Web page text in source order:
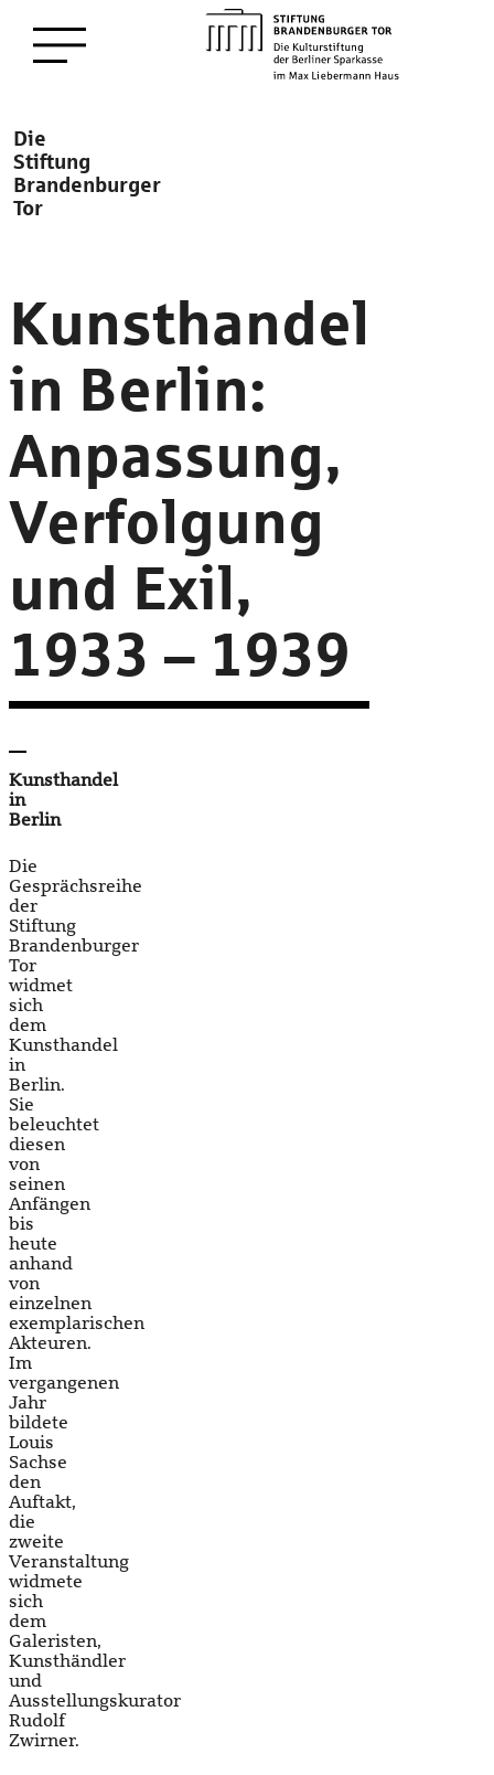
Hauptinhalt
Die
Stiftung
Brandenburger
Tor
Kunsthandel
in Berlin:
Anpassung,
Verfolgung
und Exil,
1933 – 1939
Kunsthandel
in
Berlin
Die
Gesprächsreihe
der
Stiftung
Brandenburger
Tor
widmet
sich
dem
Kunsthandel
in
Berlin.
Sie
beleuchtet
diesen
von
seinen
Anfängen
bis
heute
anhand
von
einzelnen
exemplarischen
Akteuren.
Im
vergangenen
Jahr
bildete
Louis
Sachse
den
Auftakt,
die
zweite
Veranstaltung
widmete
sich
dem
Galeristen,
Kunsthändler
und
Ausstellungskurator
Rudolf
Zwirner.